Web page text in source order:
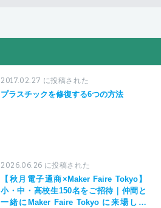
2017.02.27 に投稿された
プラスチックを修復する6つの方法
2026.06.26 に投稿された
【秋月電子通商×Maker Faire Tokyo】
小・中・高校生150名をご招待｜仲間と
一緒にMaker Faire Tokyo に来場しよ